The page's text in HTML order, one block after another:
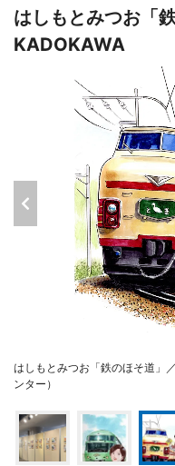
はしもとみつお「
KADOKAWA
はしもとみつお「鉄のほそ道」
ンター）